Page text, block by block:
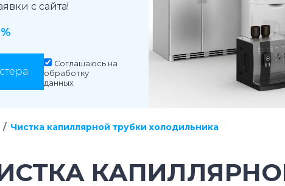
с сайта!
Соглашаюсь на
обработку
данных
Чистка капиллярной трубки холодильника